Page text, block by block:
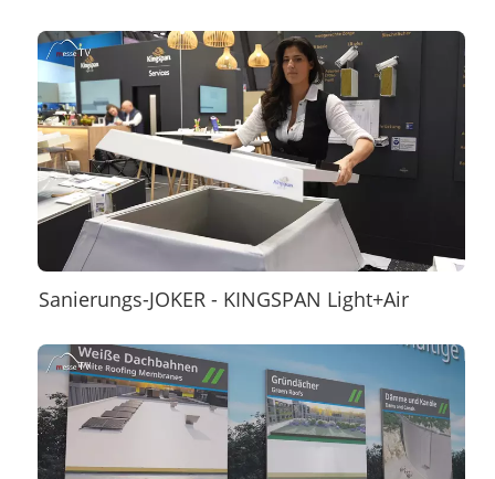
Sanierungs-JOKER - KINGSPAN Light+Air